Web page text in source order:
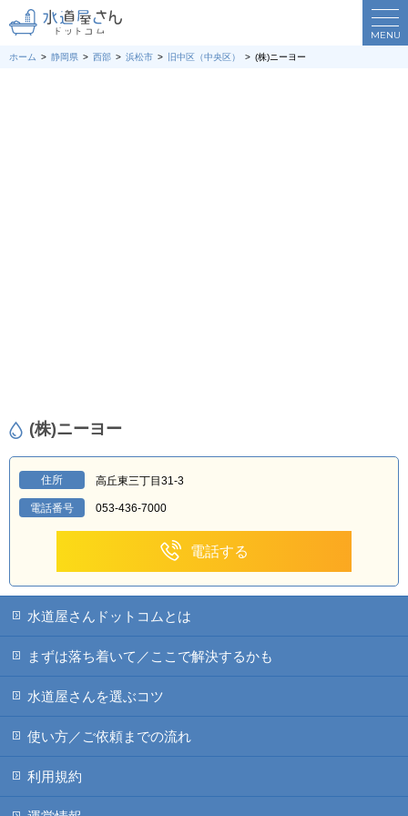
MENU
ホーム 静岡県 西部 浜松市 旧中区（中央区） (株)ニーヨー
(株)ニーヨー
住所 高丘東三丁目31-3
電話番号 053-436-7000
電話する
水道屋さんドットコムとは
まずは落ち着いて／ここで解決するかも
水道屋さんを選ぶコツ
使い方／ご依頼までの流れ
利用規約